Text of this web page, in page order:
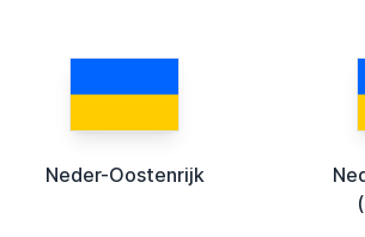
Neder-Oostenrijk